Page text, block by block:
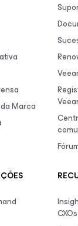
Marca
CXOs